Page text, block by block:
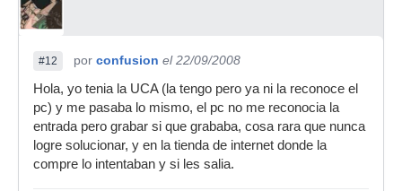
#12 por confusion el 22/09/2008
Hola, yo tenia la UCA (la tengo pero ya ni la reconoce el
pc) y me pasaba lo mismo, el pc no me reconocia la
entrada pero grabar si que grababa, cosa rara que nunca
logre solucionar, y en la tienda de internet donde la
compre lo intentaban y si les salia.